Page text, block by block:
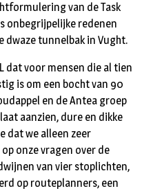
van de Task
onbegrijpelijke redenen
dwaze tunnelbak in Vught.
dat voor mensen die al tien
is om een bocht van 90
en de Antea groep
aanzien, dure en dikke
dat we alleen zeer
onze vragen over de
van vier stoplichten,
op routeplanners, een